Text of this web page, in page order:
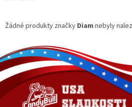
Žádné produkty značky Diam nebyly
á
p
a
í